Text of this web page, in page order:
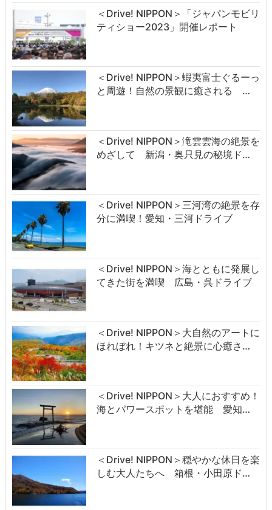
＜Drive! NIPPON＞「ジャパンモビリ
ティショー2023」開催レポート
＜Drive! NIPPON＞蝦夷富士ぐるーっ
と周遊！自然の景観に癒される …
＜Drive! NIPPON＞滝雲雲海の絶景を
めざして 新潟・奥只見の秘境ド…
＜Drive! NIPPON＞三河湾の絶景を存
分に満喫！愛知・三河ドライブ
＜Drive! NIPPON＞海とともに発展し
てきた街を満喫 広島・呉ドライブ
＜Drive! NIPPON＞大自然のアートに
ほれぼれ！キツネと絶景に心癒さ…
＜Drive! NIPPON＞大人におすすめ！
海とパワースポットを堪能 愛知…
＜Drive! NIPPON＞穏やかな休日を楽
しむ大人たちへ 箱根・小田原ド…